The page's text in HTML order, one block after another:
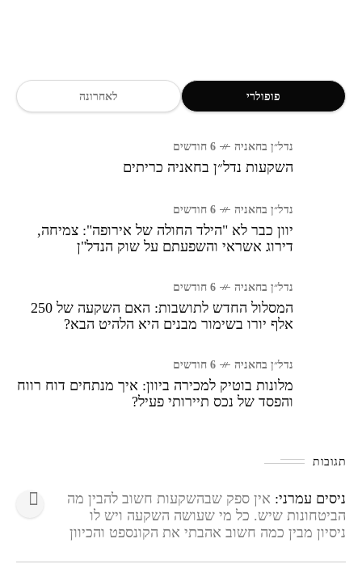
פופולרי לאחרונה
נדל״ן בחאניה 6 חודשים
השקעות נדל״ן בחאניה כריתים
נדל״ן בחאניה 6 חודשים
יוון כבר לא "הילד החולה של אירופה": צמיחה,
דירוג אשראי והשפעתם על שוק הנדל"ן
נדל״ן בחאניה 6 חודשים
המסלול החדש לתושבות: האם השקעה של 250
אלף יורו בשימור מבנים היא הלהיט הבא?
נדל״ן בחאניה 6 חודשים
מלונות בוטיק למכירה ביוון: איך מנתחים דוח רווח
והפסד של נכס תיירותי פעיל?
תגובות
ניסים עמרני: אין ספק שבהשקעות חשוב להבין מה
הביטחונות שיש. כל מי שעושה השקעה ויש לו
ניסיון מבין כמה חשוב אהבתי את הקונספט והכיוון